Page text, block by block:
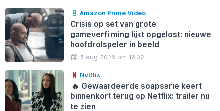
Amazon Prime Video
Crisis op set van grote
gameverfilming lijkt opgelost: nieuwe
hoofdrolspeler in beeld
5 aug 2026 om 16:32
Netflix
🔥 Gewaardeerde soapserie keert
binnenkort terug op Netflix: trailer nu
te zien